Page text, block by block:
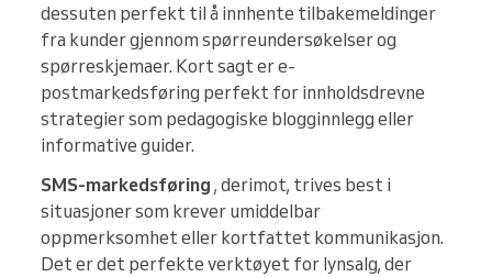
dessuten perfekt til å innhente tilbakemeldinger
fra kunder gjennom spørreundersøkelser og
spørreskjemaer. Kort sagt er e-
postmarkedsføring perfekt for innholdsdrevne
strategier som pedagogiske blogginnlegg eller
informative guider.
SMS-markedsføring , derimot, trives best i
situasjoner som krever umiddelbar
oppmerksomhet eller kortfattet kommunikasjon.
Det er det perfekte verktøyet for lynsalg, der